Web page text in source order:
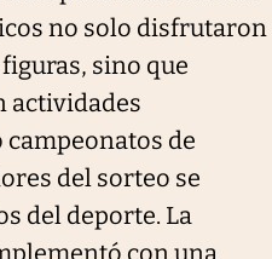
no solo disfrutaron
sino que
actividades
de
del sorteo se
del deporte. La
con una